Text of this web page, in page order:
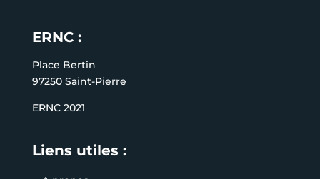
ERNC :
Place Bertin
97250 Saint-Pierre
ERNC 2021
Liens utiles :